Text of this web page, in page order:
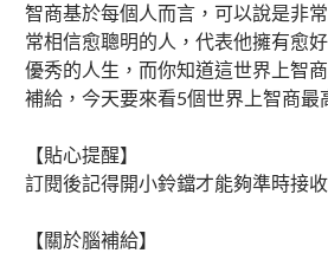
智商基於每個人而言，可以說是非
常相信愈聰明的人，代表他擁有愈
優秀的人生，而你知道這世界上智
補給，今天要來看5個世界上智商最
【貼心提醒】
訂閱後記得開小鈴鐺才能夠準時接
【關於腦補給】